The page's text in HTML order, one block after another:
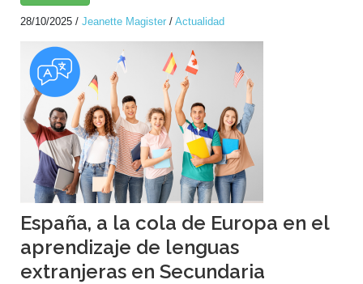
28/10/2025 / Jeanette Magister / Actualidad
España, a la cola de Europa en el
aprendizaje de lenguas
extranjeras en Secundaria